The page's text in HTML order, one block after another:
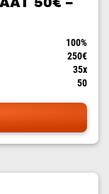
100%
250€
35x
50